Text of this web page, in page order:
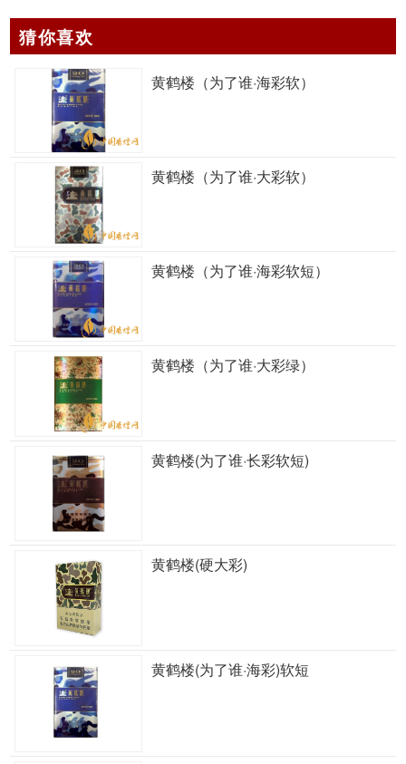
猜你喜欢
黄鹤楼（为了谁·海彩软）
黄鹤楼（为了谁·大彩软）
黄鹤楼（为了谁·海彩软短）
黄鹤楼（为了谁·大彩绿）
黄鹤楼(为了谁·长彩软短)
黄鹤楼(硬大彩)
黄鹤楼(为了谁·海彩)软短